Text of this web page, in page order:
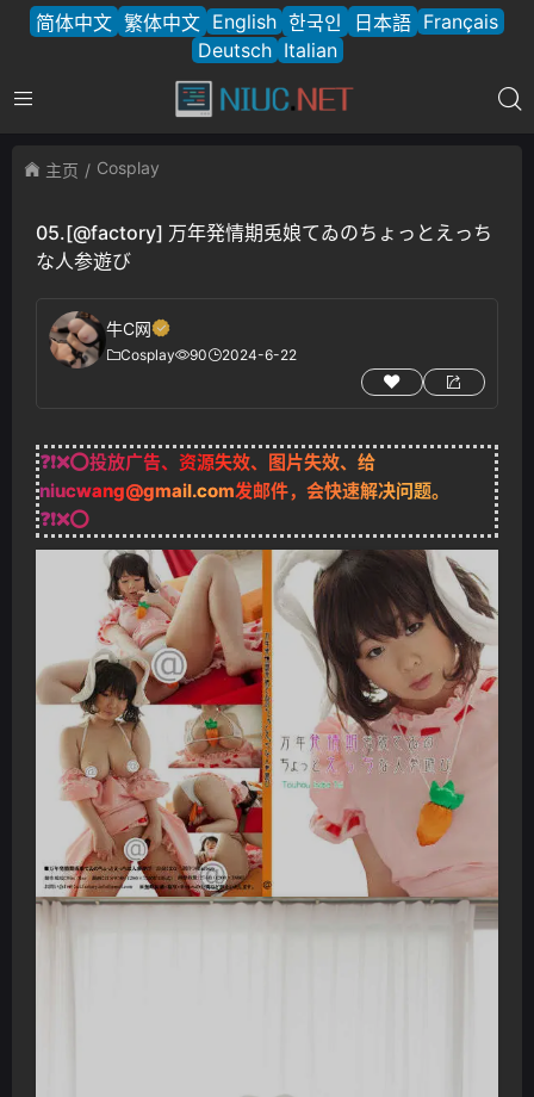
简体中文 繁体中文 English 한국인 日本語 Français
Deutsch Italian
主页 Cosplay
05.[@factory] 万年発情期兎娘てゐのちょっとえっち
な人参遊び
牛C网
Cosplay 90 2024-6-22
❓❗❌⭕投放广告、资源失效、图片失效、给
niucwang@gmail.com发邮件，会快速解决问题。
❓❗❌⭕